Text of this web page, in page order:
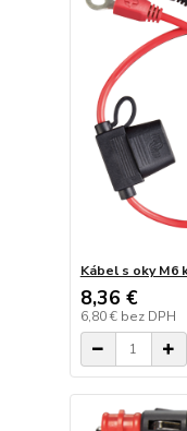
Kábel s oky M6
8,36 €
6,80 € bez DPH